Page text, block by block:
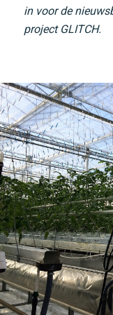
in voor de
project GLITCH.